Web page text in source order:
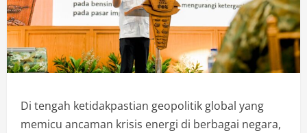
Di tengah ketidakpastian geopolitik global yang
memicu ancaman krisis energi di berbagai negara,